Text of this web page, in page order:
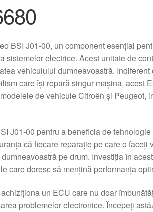
BSI J01-00, un component esențial
sistemelor electrice. Acest unitate de
vehiculului dumneavoastră.
care își repară singur mașina, acest
de vehicule Citroën și Peugeot,
J01-00 pentru a beneficia de
că fiecare reparație pe care o
pe drum. Investiția în
care doresc să mențină performanța
un ECU care nu doar
problemelor electronice. Începeți